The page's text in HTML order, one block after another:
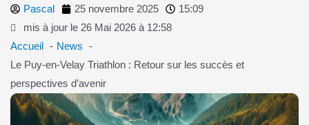
Pascal 25 novembre 2025
15:09
mis à jour le 26 Mai 2026 à 12:58
Accueil
News
Le Puy-en-Velay Triathlon : Retour sur les succès et
perspectives d’avenir